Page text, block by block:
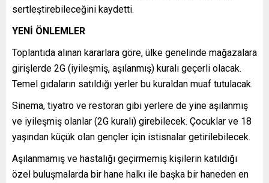
sertleştirebileceğini kaydetti.
YENİ ÖNLEMLER
Toplantıda alınan kararlara göre, ülke genelinde mağazalara
girişlerde 2G (iyileşmiş, aşılanmış) kuralı geçerli olacak.
Temel gıdaların satıldığı yerler bu kuraldan muaf tutulacak.
Sinema, tiyatro ve restoran gibi yerlere de yine aşılanmış
ve iyileşmiş olanlar (2G kuralı) girebilecek. Çocuklar ve 18
yaşından küçük olan gençler için istisnalar getirilebilecek.
Aşılanmamış ve hastalığı geçirmemiş kişilerin katıldığı
özel buluşmalarda bir hane halkı ile başka bir haneden en